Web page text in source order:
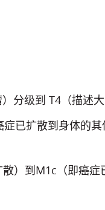
分级到 T4（描述大
已扩散到身体的
）到M1c（即癌